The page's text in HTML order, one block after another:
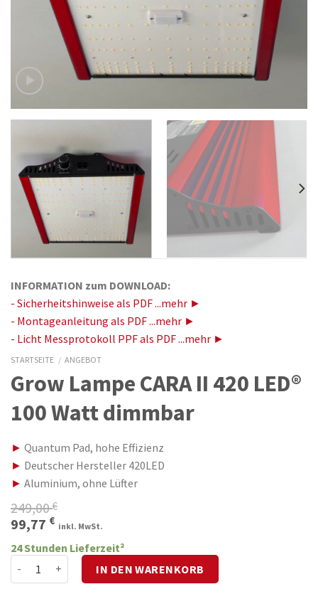
INFORMATION zum DOWNLOAD:
- Sicherheitshinweise als PDF ...mehr ►
- Montageanleitung als PDF ...mehr ►
- Licht Messprotokoll PPF als PDF ...mehr ►
STARTSEITE / ANGEBOT
Grow Lampe CARA II 420 LED®
100 Watt dimmbar
► Quantum Pad, hohe Effizienz
► Deutscher Hersteller 420LED
► Aluminium, ohne Lüfter
249,00€
Ursprünglicher
Preis
war:
249,00 €
99,77 €Aktueller
Preis
ist:
99,77 €.
inkl. MwSt.
24 Stunden Lieferzeit²
Grow Lampe CARA II 420 LED® 100 Watt dimmbar Menge
IN DEN WARENKORB